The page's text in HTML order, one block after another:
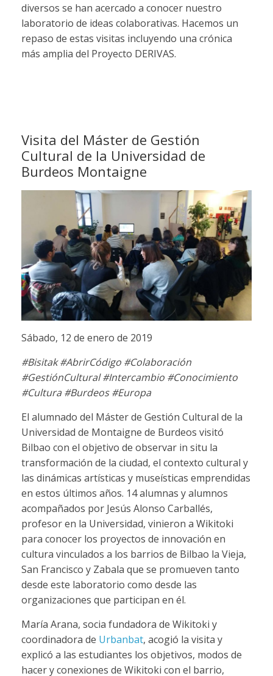
diversos se han acercado a conocer nuestro
laboratorio de ideas colaborativas. Hacemos un
repaso de estas visitas incluyendo una crónica
más amplia del Proyecto DERIVAS.
Visita del Máster de Gestión
Cultural de la Universidad de
Burdeos Montaigne
Sábado, 12 de enero de 2019
#Bisitak #AbrirCódigo #Colaboración
#GestiónCultural #Intercambio #Conocimiento
#Cultura #Burdeos #Europa
El alumnado del Máster de Gestión Cultural de la
Universidad de Montaigne de Burdeos visitó
Bilbao con el objetivo de observar in situ la
transformación de la ciudad, el contexto cultural y
las dinámicas artísticas y museísticas emprendidas
en estos últimos años. 14 alumnas y alumnos
acompañados por Jesús Alonso Carballés,
profesor en la Universidad, vinieron a Wikitoki
para conocer los proyectos de innovación en
cultura vinculados a los barrios de Bilbao la Vieja,
San Francisco y Zabala que se promueven tanto
desde este laboratorio como desde las
organizaciones que participan en él.
María Arana, socia fundadora de Wikitoki y
coordinadora de Urbanbat, acogió la visita y
explicó a las estudiantes los objetivos, modos de
hacer y conexiones de Wikitoki con el barrio,